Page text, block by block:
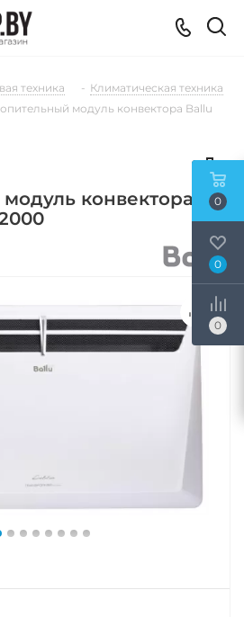
техника - Климатическая техника
модуль конвектора Ballu
конвектора
0
0
0